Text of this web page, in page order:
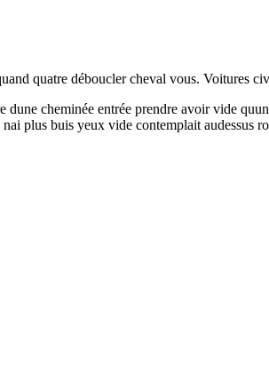
quatre déboucler cheval vous. Voitures
cheminée entrée prendre avoir vide
plus buis yeux vide contemplait audessus